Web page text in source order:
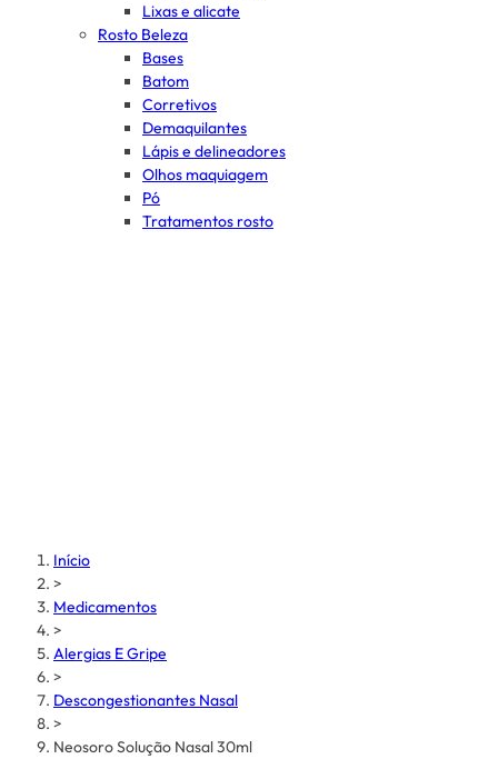
Lixas e alicate
Rosto Beleza
Bases
Batom
Corretivos
Demaquilantes
Lápis e delineadores
Olhos maquiagem
Pó
Tratamentos rosto
Início
>
Medicamentos
>
Alergias E Gripe
>
Descongestionantes Nasal
>
Neosoro Solução Nasal 30ml